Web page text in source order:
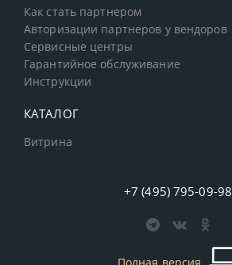
Как стать партнером
Авторизации партнеров у вендоров
Сервисные центры
Гарантийное обслуживание
Инструкции
КАТАЛОГ
Витрина
+7 (495) 795-09-98